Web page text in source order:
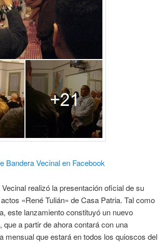
Bandera Vecinal en Facebook
realizó la presentación oficial de su
«René Tulián» de Casa Patria. Tal como
este lanzamiento constituyó un nuevo
a partir de ahora contará con una
mensual que estará en todos los quioscos del